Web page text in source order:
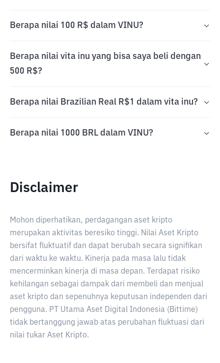
Berapa nilai 100 R$ dalam VINU?
Berapa nilai vita inu yang bisa saya beli dengan
500 R$?
Berapa nilai Brazilian Real R$1 dalam vita inu?
Berapa nilai 1000 BRL dalam VINU?
Disclaimer
Mohon diperhatikan, perdagangan aset kripto
merupakan aktivitas beresiko tinggi. Nilai Aset Kripto
bersifat fluktuatif dan dapat berubah secara signifikan
dari waktu ke waktu. Kinerja pada masa lalu tidak
mencerminkan kinerja di masa depan. Terdapat risiko
kehilangan sebagai dampak dari membeli dan menjual
aset kripto dan sepenuhnya keputusan independen dari
pengguna. PT Utama Aset Digital Indonesia (Bittime)
tidak bertanggung jawab atas perubahan fluktuasi dari
nilai tukar Aset Kripto.